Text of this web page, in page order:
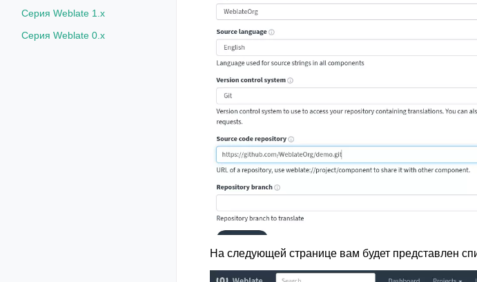
Серия Weblate 1.x
Серия Weblate 0.x
На следующей странице вам будет представлен